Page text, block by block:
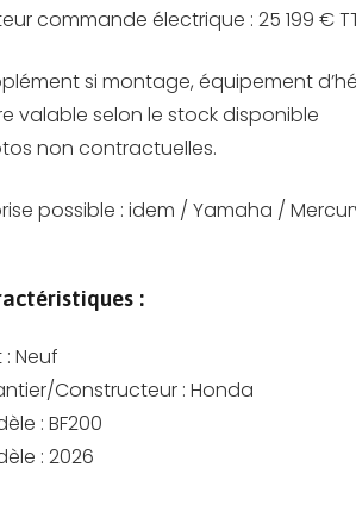
commande électrique : 25 199 €
si montage, équipement
valable selon le stock disponible
non contractuelles.
possible : idem / Yamaha /
:
: Neuf
Constructeur : Honda
: BF200
: 2026